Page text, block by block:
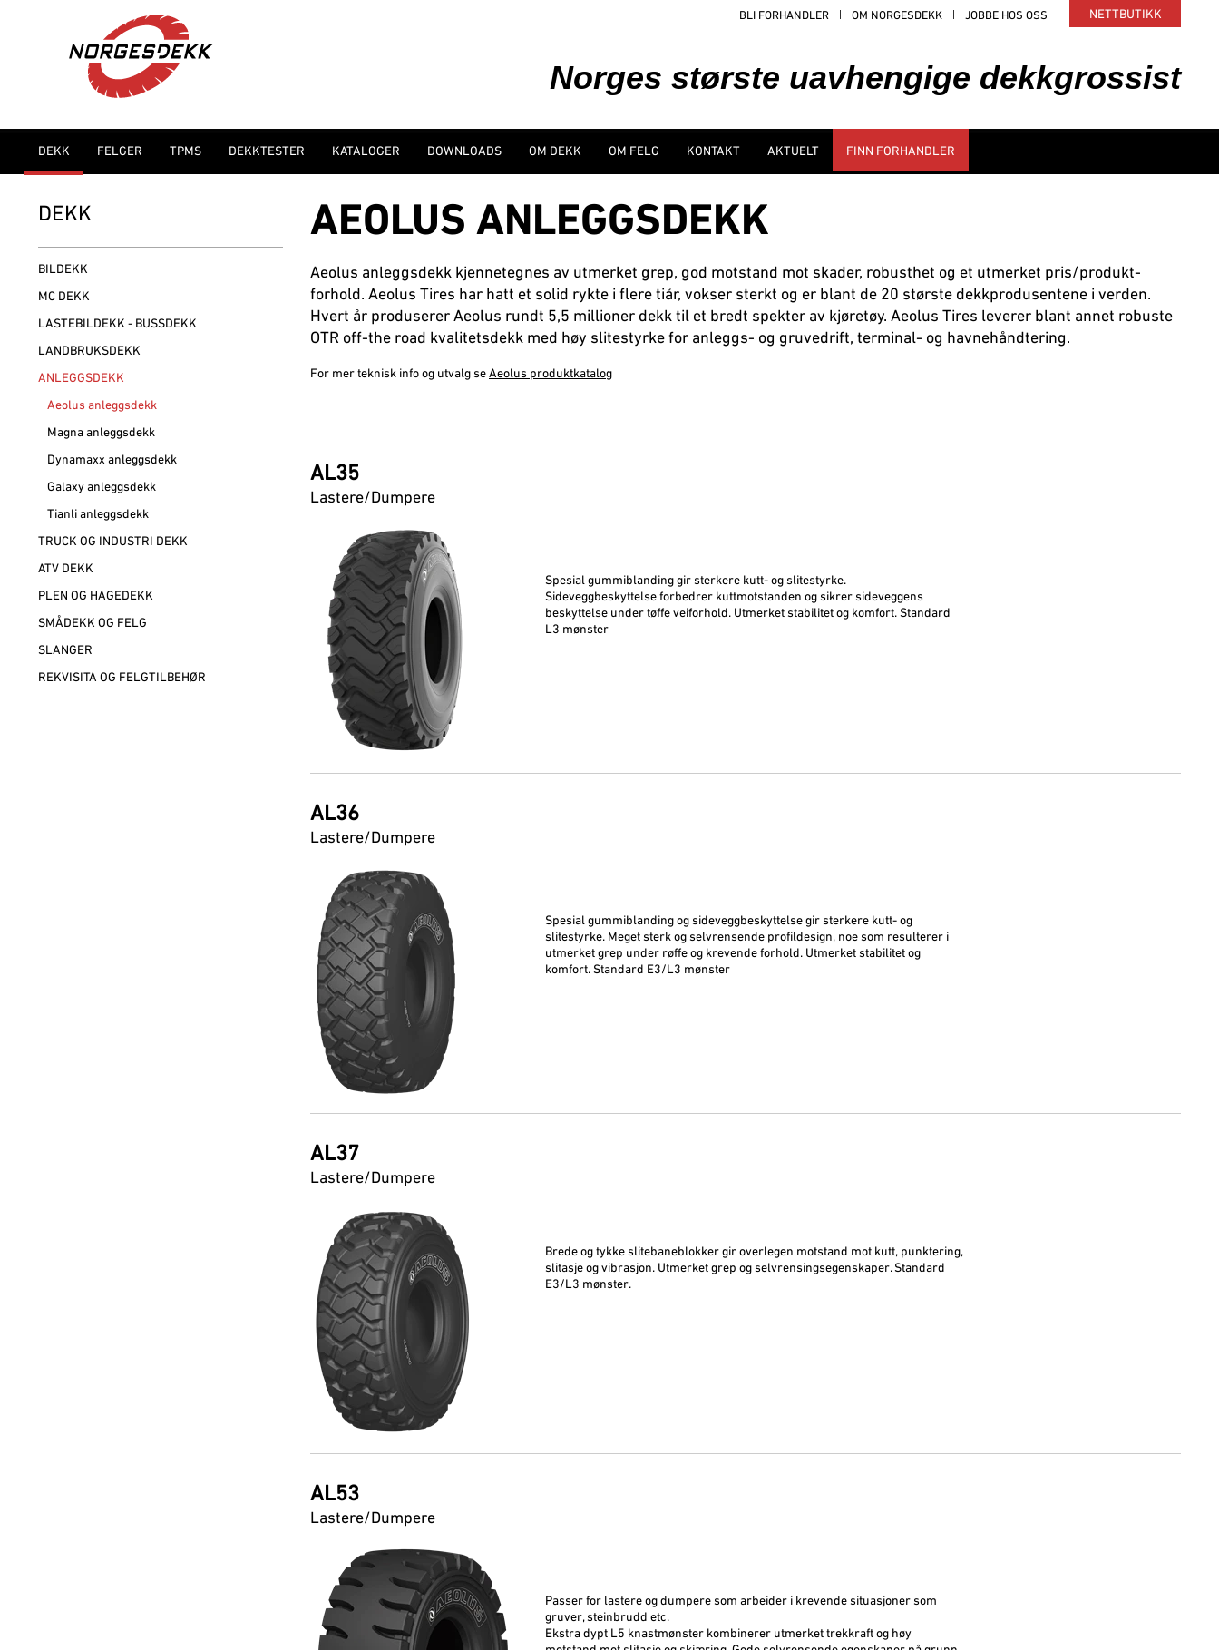
BLI FORHANDLER OM NORGESDEKK JOBBE HOS OSS NETTBUTIKK
Norges største uavhengige dekkgrossist
DEKK FELGER TPMS DEKKTESTER KATALOGER DOWNLOADS OM DEKK OM FELG KONTAKT AKTUELT FINN FORHANDLER
DEKK
BILDEKK
MC DEKK
LASTEBILDEKK - BUSSDEKK
LANDBRUKSDEKK
ANLEGGSDEKK
Aeolus anleggsdekk
Magna anleggsdekk
Dynamaxx anleggsdekk
Galaxy anleggsdekk
Tianli anleggsdekk
TRUCK OG INDUSTRI DEKK
ATV DEKK
PLEN OG HAGEDEKK
SMÅDEKK OG FELG
SLANGER
REKVISITA OG FELGTILBEHØR
AEOLUS ANLEGGSDEKK
Aeolus anleggsdekk kjennetegnes av utmerket grep, god motstand mot skader, robusthet og et utmerket pris/produkt-
forhold. Aeolus Tires har hatt et solid rykte i flere tiår, vokser sterkt og er blant de 20 største dekkprodusentene i verden.
Hvert år produserer Aeolus rundt 5,5 millioner dekk til et bredt spekter av kjøretøy. Aeolus Tires leverer blant annet robuste
OTR off-the road kvalitetsdekk med høy slitestyrke for anleggs- og gruvedrift, terminal- og havnehåndtering.
For mer teknisk info og utvalg seAeolus produktkatalog
AL35
Lastere/Dumpere
Spesial gummiblanding gir sterkere kutt- og slitestyrke.
Sideveggbeskyttelse forbedrer kuttmotstanden og sikrer sideveggens
beskyttelse under tøffe veiforhold. Utmerket stabilitet og komfort. Standard
L3 mønster
AL36
Lastere/Dumpere
Spesial gummiblanding og sideveggbeskyttelse gir sterkere kutt- og
slitestyrke. Meget sterk og selvrensende profildesign, noe som resulterer i
utmerket grep under røffe og krevende forhold. Utmerket stabilitet og
komfort. Standard E3/L3 mønster
AL37
Lastere/Dumpere
Brede og tykke slitebaneblokker gir overlegen motstand mot kutt, punktering,
slitasje og vibrasjon. Utmerket grep og selvrensingsegenskaper. Standard
E3/L3 mønster.
AL53
Lastere/Dumpere
Passer for lastere og dumpere som arbeider i krevende situasjoner som
gruver, steinbrudd etc.
Ekstra dypt L5 knastmønster kombinerer utmerket trekkraft og høy